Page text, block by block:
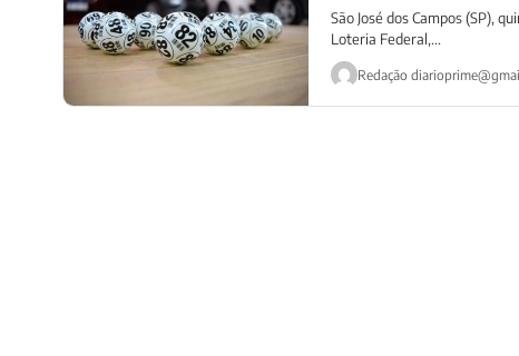
São José dos Campos (SP),
Loteria Federal,...
Redação